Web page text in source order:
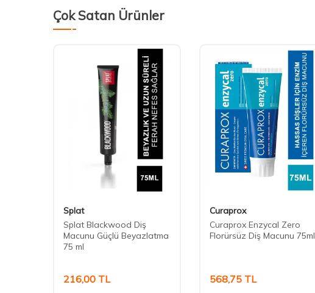
Çok Satan Ürünler
Splat
Splat Blackwood Diş
Macunu Güçlü Beyazlatma
75 ml
216,00 TL
Curaprox
Curaprox Enzycal Zero
Florürsüz Diş Macunu 75ml
568,75 TL